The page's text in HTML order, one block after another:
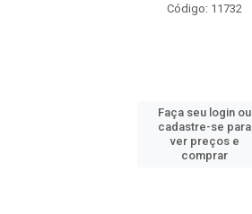
Código: 11732
Faça seu login ou
cadastre-se para
ver preços e
comprar